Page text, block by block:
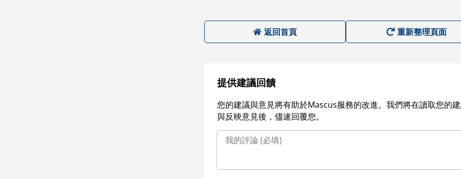
返回首頁 重新整理頁面
提供建議回饋
您的建議與意見將有助於Mascus服務的改進。我們將在讀取您的
與反映意見後，儘速回覆您。